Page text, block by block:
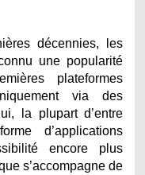
décennies, les
une popularité
plateformes
via des
la plupart d’entre
d’applications
encore plus
s’accompagne de